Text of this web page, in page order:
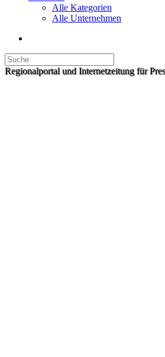
Alle Kategorien
Alle Unternehmen
Regionalportal und Internetzeitung für